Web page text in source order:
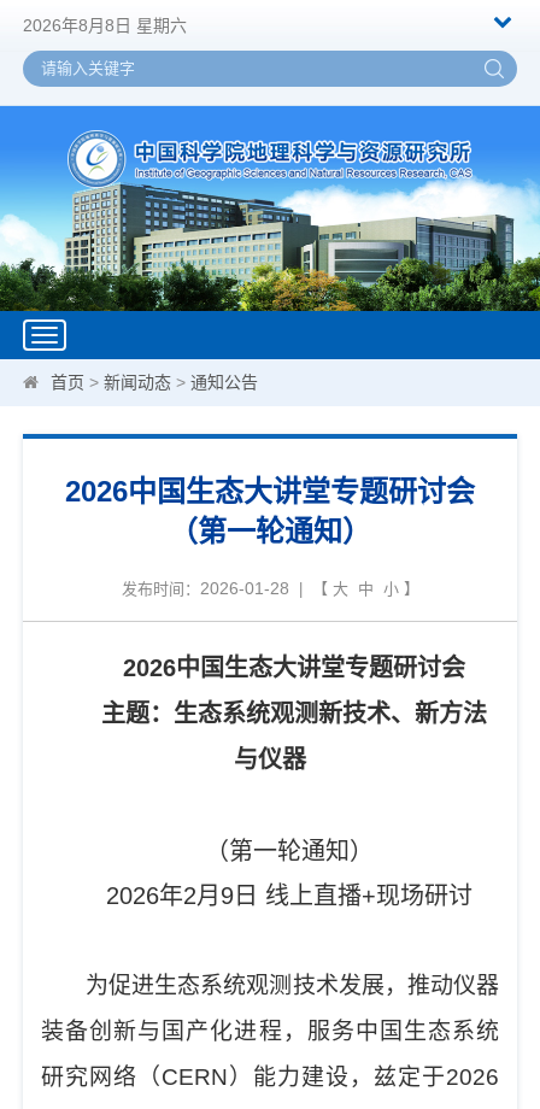
2026年8月8日 星期六
Toggle
navigation
首页 >新闻动态 >通知公告
2026中国生态大讲堂专题研讨会
（第一轮通知）
发布时间： 2026-01-28 | 【 大 中 小】
2026中国生态大讲堂专题研讨会
主题：生态系统观测新技术、新方法
与仪器
（第一轮通知）
2026年2月9日 线上直播+现场研讨
为促进生态系统观测技术发展，推动仪器
装备创新与国产化进程，服务中国生态系统
研究网络（CERN）能力建设，兹定于2026